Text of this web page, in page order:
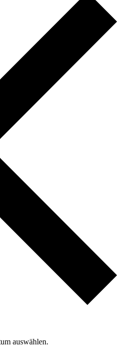
auswählen.